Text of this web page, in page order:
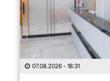
07.08.2026 - 18:31